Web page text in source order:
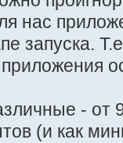
нас
запуска.
приложения
- от
(и как